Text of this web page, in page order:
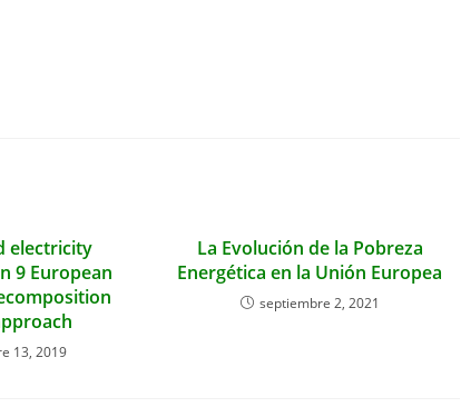
electricity
9 European
13, 2019
La Evolución de la Pobreza
Energética en la Unión Europea
septiembre 2, 2021